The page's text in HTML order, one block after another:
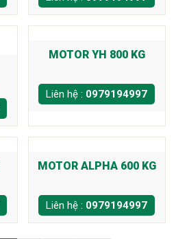
MOTOR YH 800 KG
Liên hệ : 0979194997
MOTOR ALPHA 600 KG
Liên hệ : 0979194997